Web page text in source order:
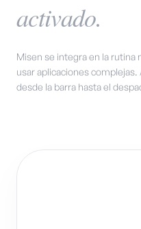
activado.
Misen se integra en la rutina
usar aplicaciones
desde la barra hasta el